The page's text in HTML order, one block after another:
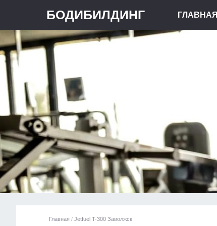
БОДИБИЛДИНГ ГЛАВНАЯ
Главная / Jetfuel T-300 Заволжск